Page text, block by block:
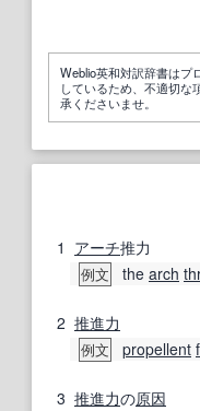
Weblio英和対訳辞書はプ
しているため、不適切な
承くださいませ。
1 アーチ推力
例文 the arch
2 推進力
例文 propellent
3 推進力の原因